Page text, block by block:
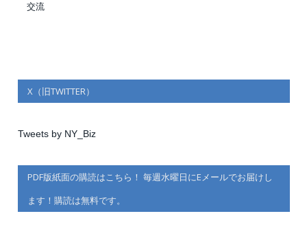
交流
X（旧TWITTER）
Tweets by NY_Biz
PDF版紙面の購読はこちら！ 毎週水曜日にEメールでお届けし
ます！購読は無料です。